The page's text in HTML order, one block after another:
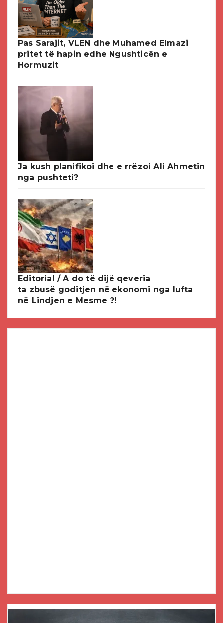
Pas Sarajit, VLEN dhe Muhamed Elmazi
pritet të hapin edhe Ngushticën e
Hormuzit
Ja kush planifikoi dhe e rrëzoi Ali Ahmetin
nga pushteti?
Editorial / A do të dijë qeveria
ta zbusë goditjen në ekonomi nga lufta
në Lindjen e Mesme ?!